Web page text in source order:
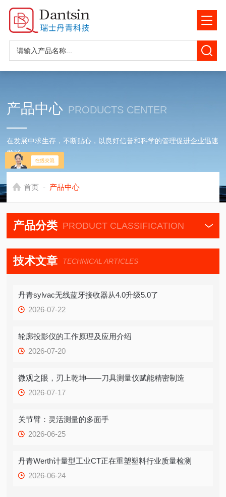
产品中心 PRODUCTS CENTER
在发展中求生存，不断贴心，以良好信誉和科学的管理促进企业迅速
发展
首页 - 产品中心
产品分类 PRODUCT CLASSIFICATION
技术文章 TECHNICAL ARTICLES
丹青sylvac无线蓝牙接收器从4.0升级5.0了
2026-07-22
轮廓投影仪的工作原理及应用介绍
2026-07-20
微观之眼，刃上乾坤——刀具测量仪赋能精密制造
2026-07-17
关节臂：灵活测量的多面手
2026-06-25
丹青Werth计量型工业CT正在重塑塑料行业质量检测
2026-06-24